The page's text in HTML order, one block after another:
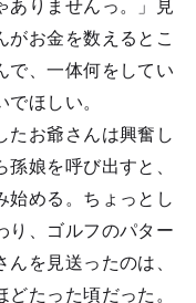
ありませんっ。」見
がお金を数えるとこ
で、一体何をしてい
ほしい。
たお爺さんは興奮し
娘を呼び出すと、
始める。ちょっとし
り、ゴルフのパター
を見送ったのは、
たった頃だった。